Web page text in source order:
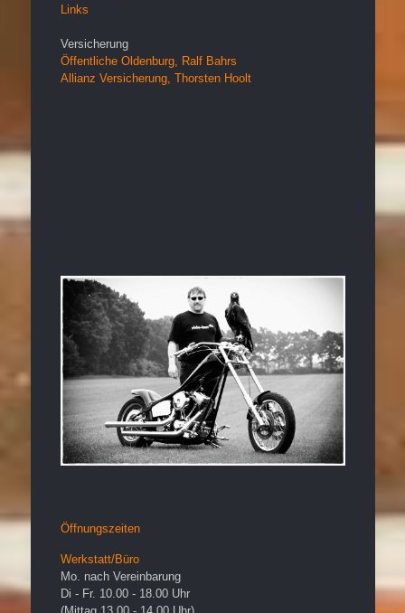
Links
Versicherung
Öffentliche Oldenburg, Ralf Bahrs
Allianz Versicherung, Thorsten Hoolt
Öffnungszeiten
Werkstatt/Büro
Mo. nach Vereinbarung
Di - Fr. 10.00 - 18.00 Uhr